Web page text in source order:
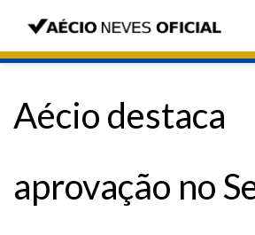
Aécio destaca
aprovação no